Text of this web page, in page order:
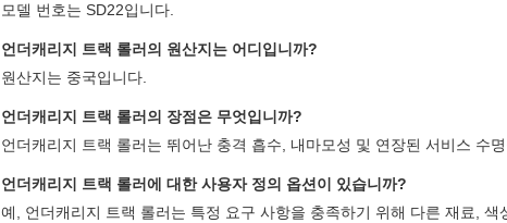
모델 번호는 SD22입니다.
언더캐리지 트랙 롤러의 원산지는 어디입니까?
원산지는 중국입니다.
언더캐리지 트랙 롤러의 장점은 무엇입니까?
언더캐리지 트랙 롤러는 뛰어난 충격 흡수, 내마모성 및 연장된 서비스 수
언더캐리지 트랙 롤러에 대한 사용자 정의 옵션이 있습니까?
예, 언더캐리지 트랙 롤러는 특정 요구 사항을 충족하기 위해 다른 재료, 색